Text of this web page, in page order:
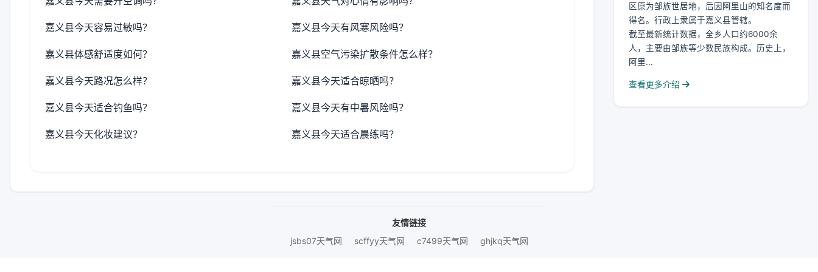
嘉义县今天容易过敏吗？ 嘉义县今天有风寒风险吗？
嘉义县体感舒适度如何？ 嘉义县空气污染扩散条件怎么样？
嘉义县今天路况怎么样？ 嘉义县今天适合晾晒吗？
嘉义县今天适合钓鱼吗？ 嘉义县今天有中暑风险吗？
嘉义县今天化妆建议？ 嘉义县今天适合晨练吗？
区原为邹族世居地，后因阿里山的知名度而
得名。行政上隶属于嘉义县管辖。
截至最新统计数据，全乡人口约6000余
人，主要由邹族等少数民族构成。历史上，
阿里...
查看更多介绍
友情链接
jsbs07天气网
scffyy天气网 c7499天气网 ghjkq天气网